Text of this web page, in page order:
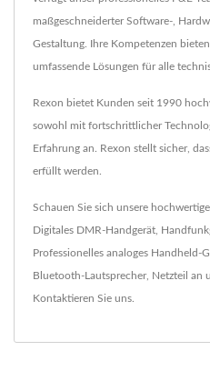
maßgeschneiderter Software-,
Gestaltung. Ihre Kompetenzen
umfassende Lösungen für alle
Rexon bietet Kunden seit 1990
sowohl mit fortschrittlicher
Erfahrung an. Rexon stellt sicher,
erfüllt werden.
Schauen Sie sich unsere
Digitales DMR-Handgerät
Professionelles analoges Handheld-
Bluetooth-Lautsprecher, Netzteil an
Kontaktieren Sie uns